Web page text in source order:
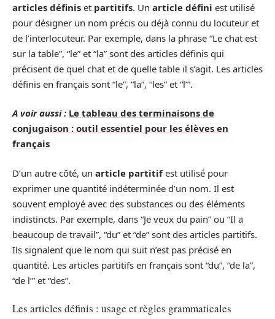
articles définis et partitifs. Un article défini est utilisé
pour désigner un nom précis ou déjà connu du locuteur et
de l’interlocuteur. Par exemple, dans la phrase “Le chat est
sur la table”, “le” et “la” sont des articles définis qui
précisent de quel chat et de quelle table il s’agit. Les articles
définis en français sont “le”, “la”, “les” et “l’”.
A voir aussi : Le tableau des terminaisons de
conjugaison : outil essentiel pour les élèves en
français
D’un autre côté, un article partitifest utilisé pour
exprimer une quantité indéterminée d’un nom. Il est
souvent employé avec des substances ou des éléments
indistincts. Par exemple, dans “Je veux du pain” ou “Il a
beaucoup de travail”, “du” et “de” sont des articles partitifs.
Ils signalent que le nom qui suit n’est pas précisé en
quantité. Les articles partitifs en français sont “du”, “de la”,
“de l’” et “des”.
Les articles définis : usage et règles grammaticales